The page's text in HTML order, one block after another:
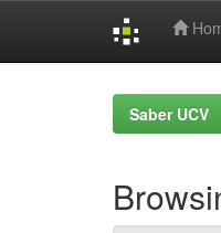
Saber UCV